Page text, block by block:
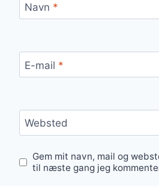
Navn *
E-mail *
Websted
Gem mit navn, mail og
til næste gang jeg